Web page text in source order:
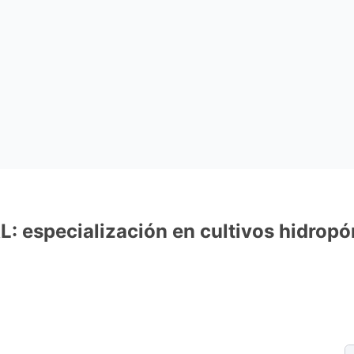
especialización en cultivos